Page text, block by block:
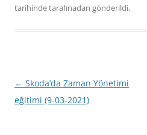
tarihindetarafınadan gönderildi.
Yazı
dolaşımı
← Skoda’da Zaman Yönetimi
eğitimi (9-03-2021)